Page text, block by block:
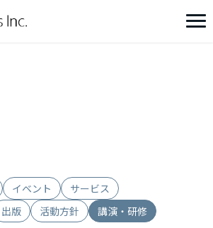
イベント
サービス
出版 活動方針 講演・研修